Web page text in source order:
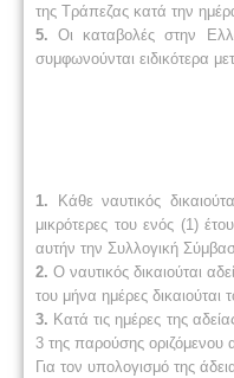
της Τράπεζας κατά την
5.Οι καταβολές στην
συμφωνούνται ειδικότερα
1. Κάθε ναυτικός
μικρότερες του ενός (1)
αυτήν την Συλλογική
2. Ο ναυτικός δικαιούται
του μήνα ημέρες δικαιούται
3. Κατά τις ημέρες της
3 της παρούσης οριζόμενου
Για τον υπολογισμό της